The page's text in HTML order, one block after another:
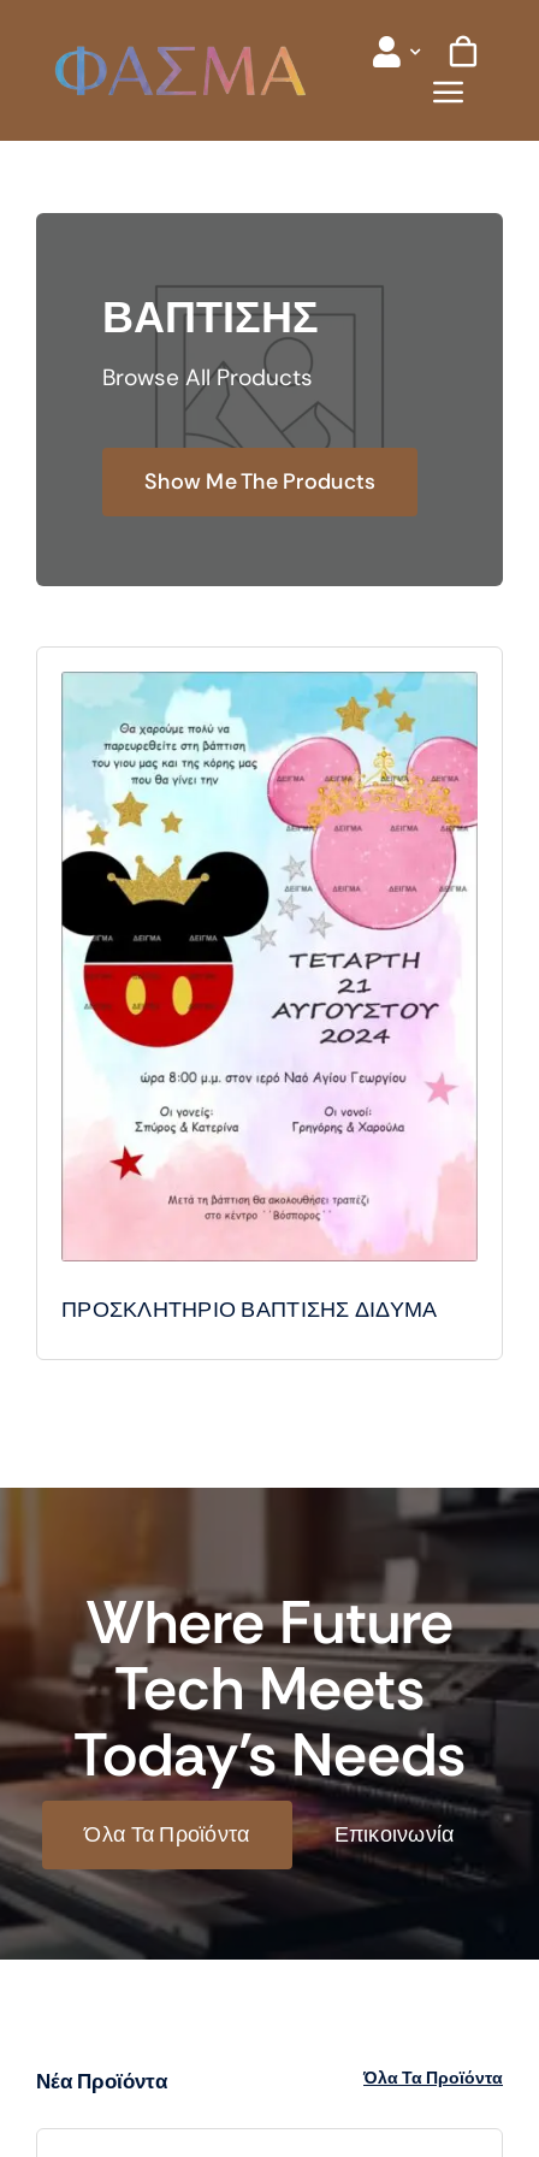
content
ΒΑΠΤΙΣΗΣ
Browse All Products
Show Me The Products
ΠΡΟΣΚΛΗΤΗΡΙΟ ΒΑΠΤΙΣΗΣ ΔΙΔΥΜΑ
Where Future
Tech Meets
Today’s Needs
Όλα Τα Προϊόντα Επικοινωνία
Νέα Προϊόντα Όλα Τα Προϊόντα